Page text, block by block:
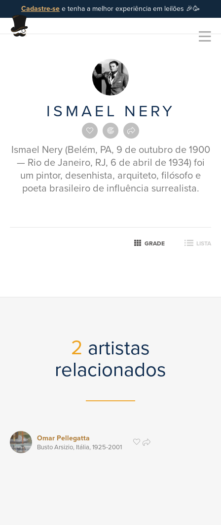
Cadastre-se e tenha a melhor experiência em leilões 🎉🥳
ISMAEL NERY
Ismael Nery (Belém, PA, 9 de outubro de 1900
— Rio de Janeiro, RJ, 6 de abril de 1934) foi
um pintor, desenhista, arquiteto, filósofo e
poeta brasileiro de influência surrealista.
GRADE LISTA
2 artistas
relacionados
Omar Pellegatta
Busto Arsizio, Itália,1925-2001